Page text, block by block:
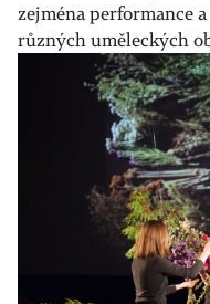
zejména performance
různých uměleckých